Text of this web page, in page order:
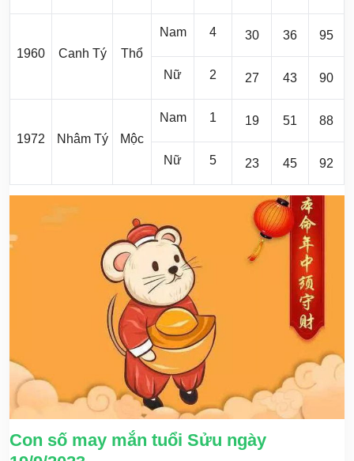
1960 Canh Tý Thổ
Nam 4 30 36 95
Nữ 2 27 43 90
1972 Nhâm Tý Mộc
Nam 1 19 51 88
Nữ 5 23 45 92
Con số may mắn tuổi Sửu ngày